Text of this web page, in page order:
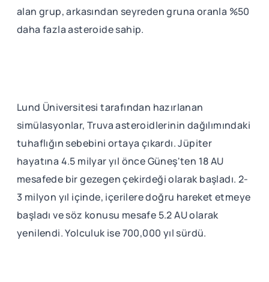
alan grup, arkasından seyreden gruna oranla %50
daha fazla asteroide sahip.
Lund Üniversitesi tarafından hazırlanan
simülasyonlar, Truva asteroidlerinin dağılımındaki
tuhaflığın sebebini ortaya çıkardı. Jüpiter
hayatına 4.5 milyar yıl önce Güneş'ten 18 AU
mesafede bir gezegen çekirdeği olarak başladı. 2-
3 milyon yıl içinde, içerilere doğru hareket etmeye
başladı ve söz konusu mesafe 5.2 AU olarak
yenilendi. Yolculuk ise 700,000 yıl sürdü.